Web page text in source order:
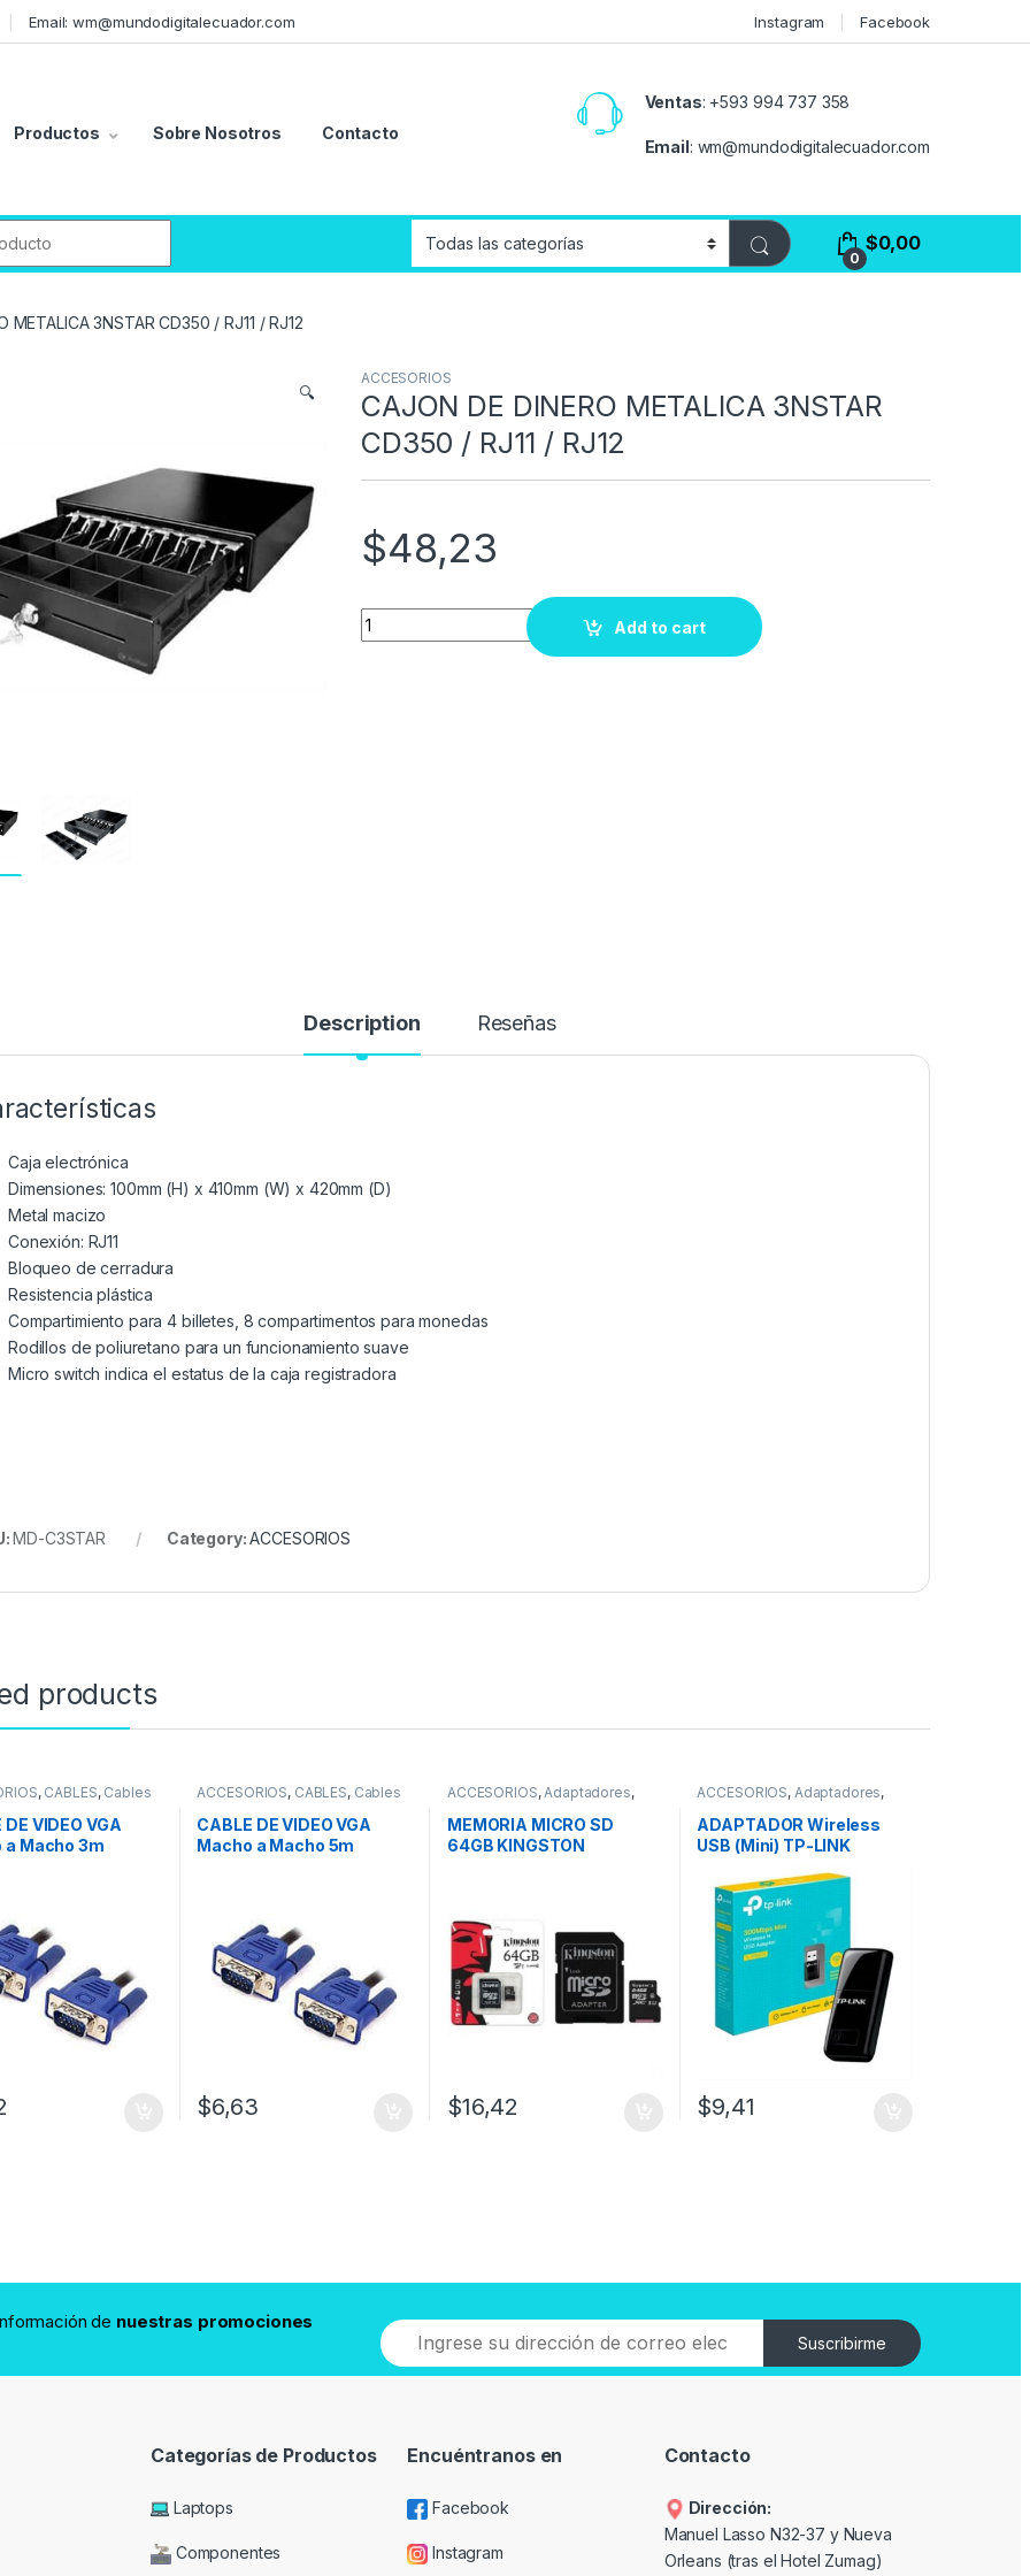
Email: wm@mundodigitalecuador.com Instagram Facebook
Productos Sobre Nosotros Contacto
Ventas: +593 994 737 358
Email: wm@mundodigitalecuador.com
0
$0,00
METALICA 3NSTAR CD350 / RJ11 / RJ12
🔍
ACCESORIOS
CAJON DE DINERO METALICA 3NSTAR
CD350 / RJ11 / RJ12
$48,23
Quantity
Add to cart
Description Reseñas
Caja electrónica
Dimensiones: 100mm (H) x 410mm (W) x 420mm (D)
Metal macizo
Conexión: RJ11
Bloqueo de cerradura
Resistencia plástica
Compartimiento para 4 billetes, 8 compartimentos para monedas
Rodillos de poliuretano para un funcionamiento suave
Micro switch indica el estatus de la caja registradora
MD-C3STAR Category:ACCESORIOS
products
, CABLES, Cables
DE VIDEO VGA
a Macho 3m
ACCESORIOS, CABLES, Cables
CABLE DE VIDEO VGA
Macho a Macho 5m
$6,63
ACCESORIOS,Adaptadores,
Memorias USB
MEMORIA MICRO SD
64GB KINGSTON
$16,42
ACCESORIOS, Adaptadores,
Adaptadores Wifi
ADAPTADOR Wireless
USB (Mini) TP-LINK
$9,41
de nuestras promociones
Suscribirme
Categorías de Productos
Laptops
Componentes
Encuéntranos en
Facebook
Instagram
Contacto
Dirección:
Manuel Lasso N32-37 y Nueva
Orleans (tras el Hotel Zumag)